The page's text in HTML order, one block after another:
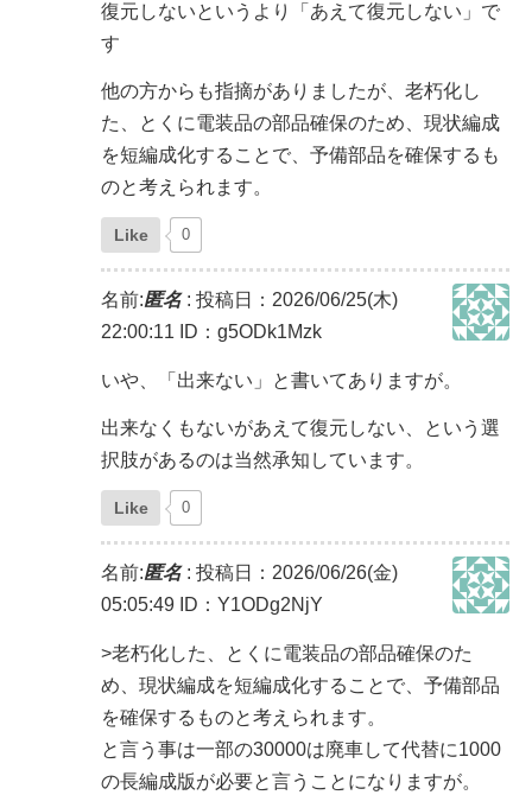
復元しないというより「あえて復元しない」で
す
他の方からも指摘がありましたが、老朽化し
た、とくに電装品の部品確保のため、現状編成
を短編成化することで、予備部品を確保するも
のと考えられます。
Like 0
名前:匿名: 投稿日：2026/06/25(木)
22:00:11
ID：g5ODk1Mzk
いや、「出来ない」と書いてありますが。
出来なくもないがあえて復元しない、という選
択肢があるのは当然承知しています。
Like 0
名前:匿名: 投稿日：2026/06/26(金)
05:05:49 ID：Y1ODg2NjY
>老朽化した、とくに電装品の部品確保のた
め、現状編成を短編成化することで、予備部品
を確保するものと考えられます。
と言う事は一部の30000は廃車して代替に1000
の長編成版が必要と言うことになりますが。